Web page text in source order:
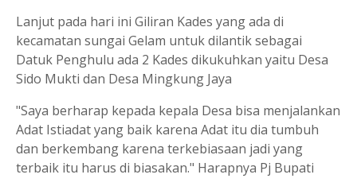
Lanjut pada hari ini Giliran Kades yang ada di
kecamatan sungai Gelam untuk dilantik sebagai
Datuk Penghulu ada 2 Kades dikukuhkan yaitu Desa
Sido Mukti dan Desa Mingkung Jaya
"Saya berharap kepada kepala Desa bisa menjalankan
Adat Istiadat yang baik karena Adat itu dia tumbuh
dan berkembang karena terkebiasaan jadi yang
terbaik itu harus di biasakan." Harapnya Pj Bupati